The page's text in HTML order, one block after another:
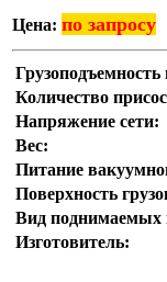
Цена: по запросу
Грузоподъемность
Количество
Напряжение сети:
Вес:
Питание
Поверхность
Вид поднимаемых
Изготовитель: